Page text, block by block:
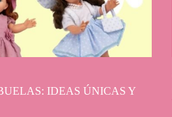
IDEAS ÚNICAS Y